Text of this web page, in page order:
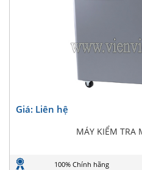
Giá: Liên hệ
MÁY KIỂM TRA
100% Chính hãng